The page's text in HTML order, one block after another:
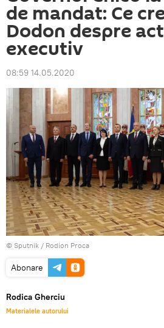
de mandat: Ce
Dodon despre
executiv
08:59 14.05.2020
© Sputnik / Rodion Proca
Abonare
Rodica Gherciu
Materialele autorului